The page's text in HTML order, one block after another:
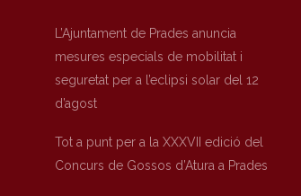
L’Ajuntament de Prades anuncia
mesures especials de mobilitat i
seguretat per a l’eclipsi solar del 12
d’agost
Tot a punt per a la XXXVII edició del
Concurs de Gossos d’Atura a Prades